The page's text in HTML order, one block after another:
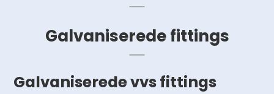
Galvaniserede fittings
Galvaniserede vvs fittings